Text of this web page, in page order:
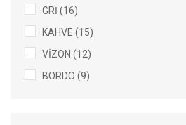
M-L-XL (2)
2 (1)
3 (1)
3/M (1)
GRİ (16)
KAHVE (15)
VİZON (12)
BORDO (9)